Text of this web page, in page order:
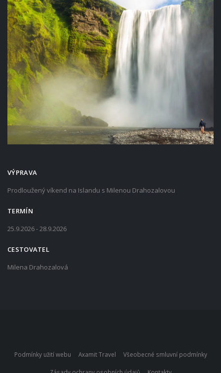
VÝPRAVA
Prodloužený víkend na Islandu s Milenou Drahozalovou
TERMÍN
25.9.2026 - 28.9.2026
CESTOVATEL
Milena Drahozalová
Podmínky užití webu Axamit Travel Všeobecné smluvní podmínky